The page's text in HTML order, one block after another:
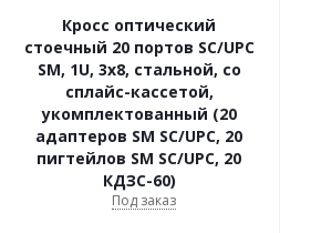
Кросс оптический
стоечный 20 портов SC/UPC
SM, 1U, 3х8, стальной, со
сплайс-кассетой,
укомплектованный (20
адаптеров SM SC/UPC, 20
пигтейлов SM SC/UPC, 20
КДЗС-60)
Под заказ